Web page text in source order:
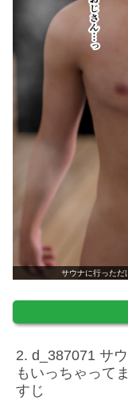
サウナに行っただ
d_387071 サ
もいっちゃって
すじ